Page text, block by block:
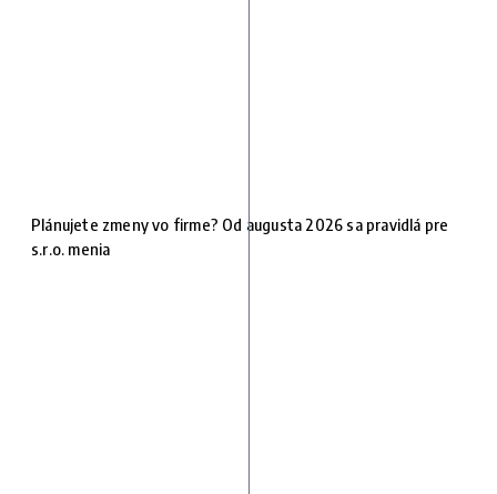
Plánujete zmeny vo firme? Od augusta 2026 sa pravidlá pre
s.r.o. menia